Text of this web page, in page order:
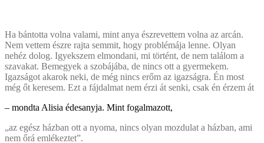
Ha bántotta volna valami, mint anya észrevettem volna az arcán.
Nem vettem észre rajta semmit, hogy problémája lenne. Olyan
nehéz dolog. Igyekszem elmondani, mi történt, de nem találom a
szavakat. Bemegyek a szobájába, de nincs ott a gyermekem.
Igazságot akarok neki, de még nincs erőm az igazságra. Én most
még őt keresem. Ezt a fájdalmat nem érzi át senki, csak én érzem át
– mondta Alisia édesanyja. Mint fogalmazott,
„az egész házban ott a nyoma, nincs olyan mozdulat a házban, ami
nem őrá emlékeztet”.